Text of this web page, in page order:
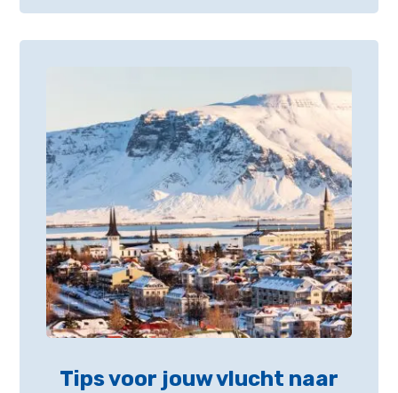
Tips voor jouw vlucht naar